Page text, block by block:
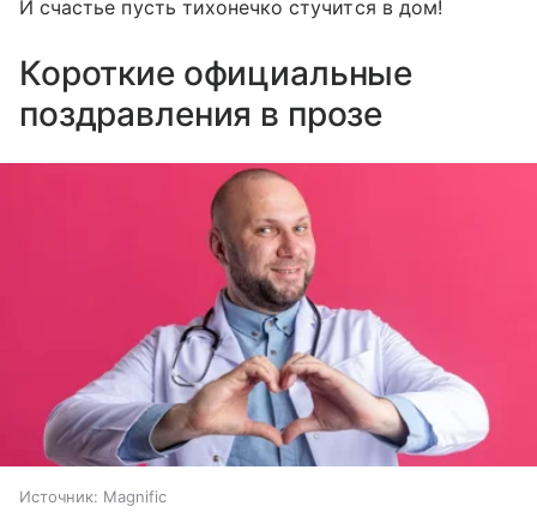
И счастье пусть тихонечко стучится в дом!
Короткие официальные
поздравления в прозе
Источник: Magnific